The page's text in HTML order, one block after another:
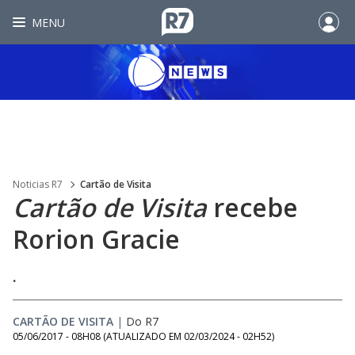
MENU
Noticias R7 Cartão de Visita
Cartão de Visitarecebe
Rorion Gracie
.
CARTÃO DE VISITA | Do R7
05/06/2017 - 08H08 (ATUALIZADO EM 02/03/2024 - 02H52)